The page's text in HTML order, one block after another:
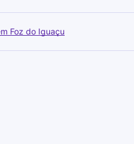
Foz do Iguaçu